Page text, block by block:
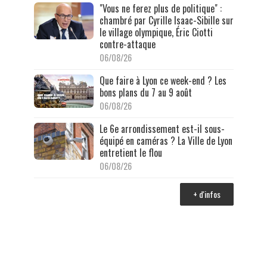
"Vous ne ferez plus de politique" :
chambré par Cyrille Isaac-Sibille sur
le village olympique, Éric Ciotti
contre-attaque
06/08/26
Que faire à Lyon ce week-end ? Les
bons plans du 7 au 9 août
06/08/26
Le 6e arrondissement est-il sous-
équipé en caméras ? La Ville de Lyon
entretient le flou
06/08/26
+ d'infos